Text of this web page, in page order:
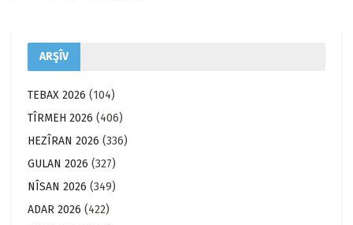
ARŞÎV
TEBAX 2026 (104)
TÎRMEH 2026 (406)
HEZÎRAN 2026 (336)
GULAN 2026 (327)
NÎSAN 2026 (349)
ADAR 2026 (422)